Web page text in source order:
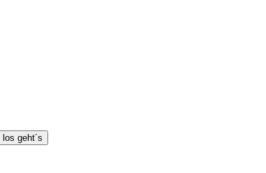
los geht´s